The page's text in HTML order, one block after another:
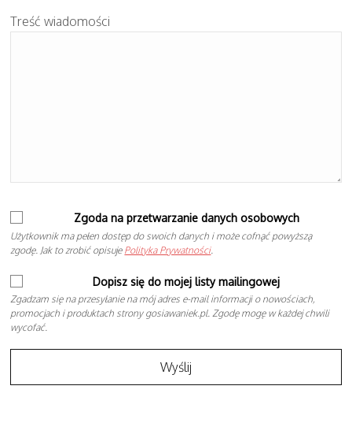
Treść wiadomości
Zgoda na przetwarzanie danych osobowych
Użytkownik ma pełen dostęp do swoich danych i może cofnąć powyższą
zgodę. Jak to zrobić opisuje Polityka Prywatności.
Dopisz się do mojej listy mailingowej
Zgadzam się na przesyłanie na mój adres e-mail informacji o nowościach,
promocjach i produktach strony gosiawaniek.pl. Zgodę mogę w każdej chwili
wycofać.